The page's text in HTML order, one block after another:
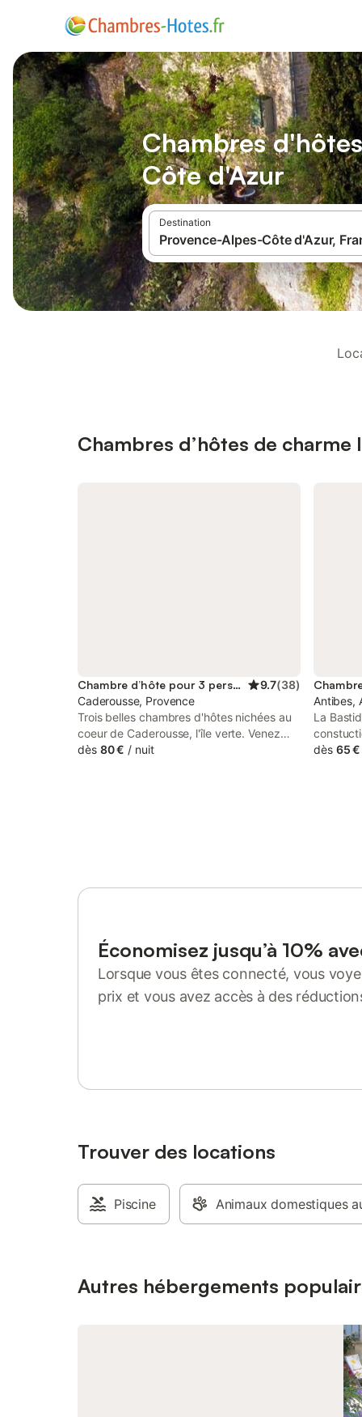
Chambres
Côte d'Azur
Destination
Chambres d’hôtes de
Chambre d’hôte pour 3 personnes 9.7(38)
Caderousse, Provence
Trois belles chambres d'hôtes nichées au
coeur de Caderousse, l'île verte. Venez
vous reposer en toute sécurité vous et vos
dès 80 € / nuit
Antibes,
La
propose
pas de
dès 65 €
Économisez jusqu’à 10%
Lorsque vous êtes connecté, vous
prix et vous avez accès à des
Trouver des locations
Piscine Animaux domestiques
Autres hébergements